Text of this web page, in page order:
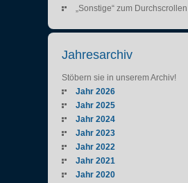
„Sonstige“ zum Durchscrollen
Jahresarchiv
Stöbern sie in unserem Archiv!
Jahr 2026
Jahr 2025
Jahr 2024
Jahr 2023
Jahr 2022
Jahr 2021
Jahr 2020